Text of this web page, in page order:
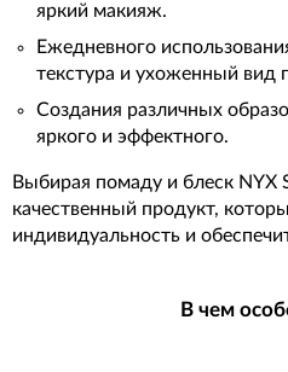
яркий макияж.
Ежедневного
текстура и ухоженный вид
Создания различных
яркого и эффектного.
Выбирая помаду и блеск NYX
качественный продукт,
индивидуальность и
В чем